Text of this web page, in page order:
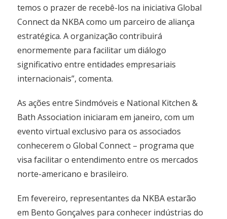
temos o prazer de recebê-los na iniciativa Global
Connect da NKBA como um parceiro de aliança
estratégica. A organização contribuirá
enormemente para facilitar um diálogo
significativo entre entidades empresariais
internacionais”, comenta.
As ações entre Sindmóveis e National Kitchen &
Bath Association iniciaram em janeiro, com um
evento virtual exclusivo para os associados
conhecerem o Global Connect – programa que
visa facilitar o entendimento entre os mercados
norte-americano e brasileiro.
Em fevereiro, representantes da NKBA estarão
em Bento Gonçalves para conhecer indústrias do